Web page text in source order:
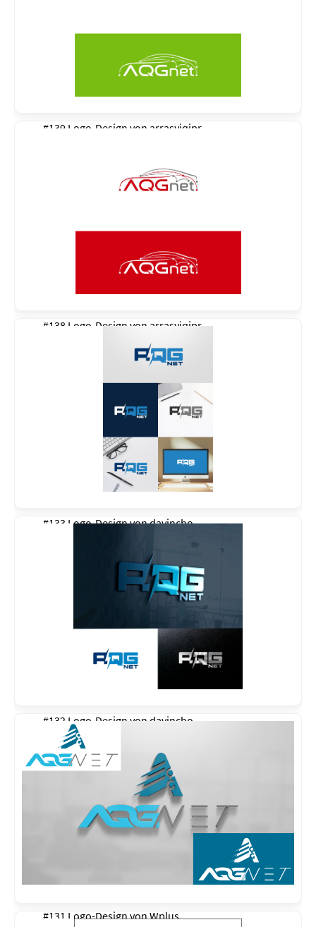
#139 Logo-Design von arrasyiqjpr
#138 Logo-Design von arrasyiqjpr
#133 Logo-Design vondavincho
#132 Logo-Design von davincho
#131 Logo-Design vonWplus